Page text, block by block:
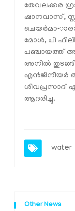
തേവലക്കര
ഷാനവാസ്,
മോള്‍, പി
പഞ്ചായത്ത്
അനില്‍
എന്‍ജിനീയര്‍
ശിവപ്രസാദ്
ആദരിച്ചു.
water
Other News